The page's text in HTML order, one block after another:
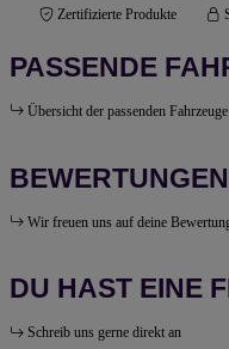
Zertifizierte Produkte
PASSENDE
Übersicht der passenden Fahrzeuge
BEWERTUNGEN
Wir freuen uns auf deine
DU HAST EINE
Schreib uns gerne direkt an